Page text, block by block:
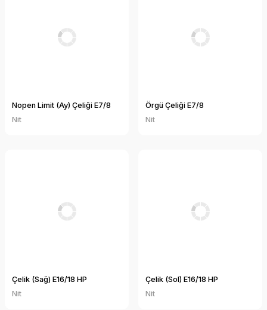
Nopen Limit (Ay) Çeliği E7/8
Nit
Örgü Çeliği E7/8
Nit
Çelik (Sağ) E16/18 HP
Nit
Çelik (Sol) E16/18 HP
Nit